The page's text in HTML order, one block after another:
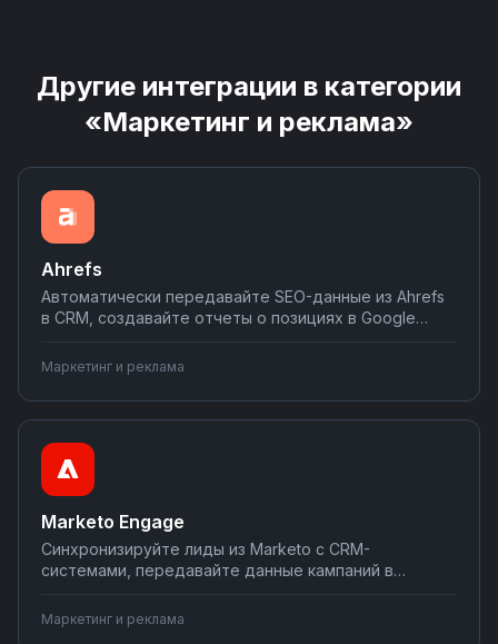
Другие интеграции в категории
«Маркетинг и реклама»
Ahrefs
Автоматически передавайте SEO-данные из Ahrefs
в CRM, создавайте отчеты о позициях в Google
рейтингов в Telegram. Соединяйте Ahrefs с
системами аналитики и инструментами управления
проектами для комплексного SEO-мониторинга.
Маркетинг и реклама
Marketo Engage
Синхронизируйте лиды из Marketo с CRM-
системами, передавайте данные кампаний в
отдела продаж. Настройте интеграции Marketo
Engage с другими инструментами без
Маркетинг и реклама